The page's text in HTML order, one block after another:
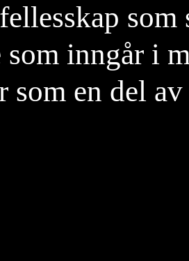
som
inngår i
en del